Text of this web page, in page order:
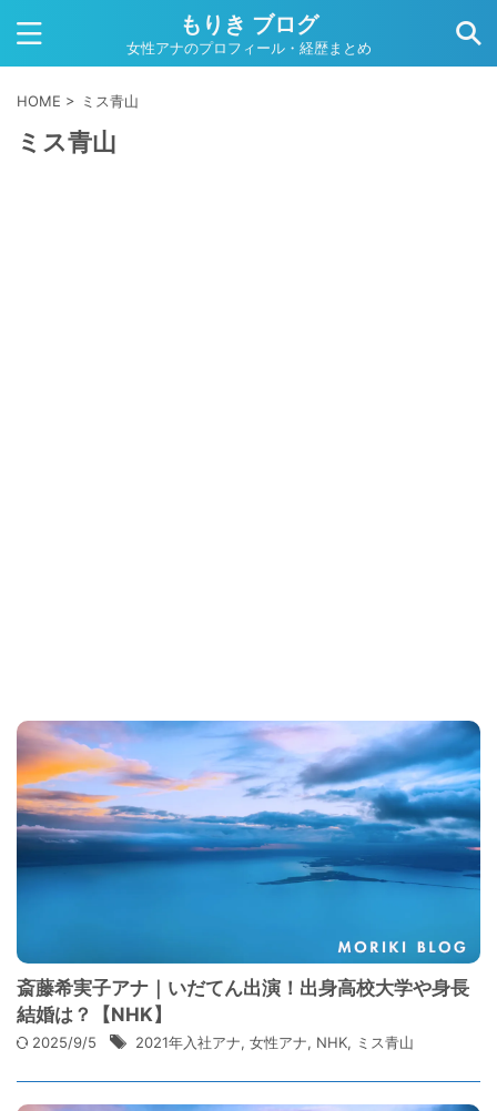
もりき ブログ
女性アナのプロフィール・経歴まとめ
HOME > ミス青山
ミス青山
斎藤希実子アナ｜いだてん出演！出身高校大学や身長
結婚は？【NHK】
2025/9/5 2021年入社アナ, 女性アナ, NHK, ミス青山